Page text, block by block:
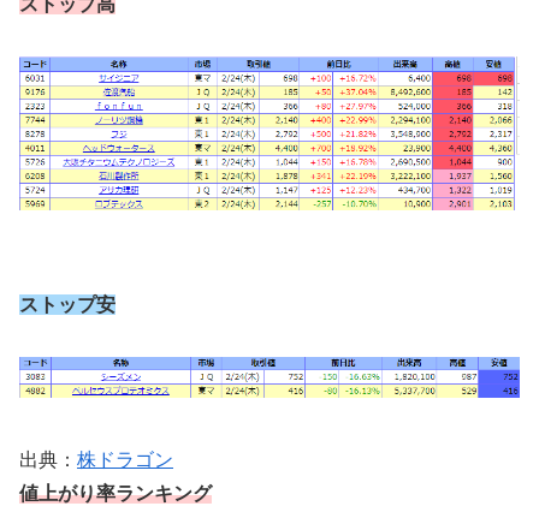
ストップ高
ストップ安
出典： 株ドラゴン
値上がり率ランキング